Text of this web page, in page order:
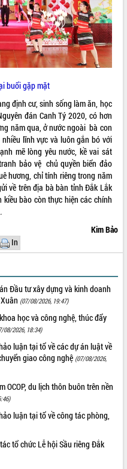
buổi gặp mặt
định cư, sinh sống làm ăn, học
đán Canh Tý 2020, có hơn
năm qua, ở nước ngoài bà con
lĩnh vực và luôn gắn bó với
mẽ lòng yêu nước, kề vai sát
bảo vệ chủ quyền biển đảo
hương, chỉ tính riêng trong năm
về trên địa bà bàn tỉnh Đắk Lắk
kiều bào còn thực hiện các chính
Kim Bảo
In
Đầu tư xây dựng và kinh doanh
(07/08/2026, 19:47)
học và công nghệ, thúc đẩy
08/2026, 18:34)
luận tại tổ về các dự án luật về
giao công nghệ (07/08/2026,
OCOP, du lịch thôn buôn trên nền
luận tại tổ về công tác phòng,
tổ chức Lễ hội Sầu riêng Đắk